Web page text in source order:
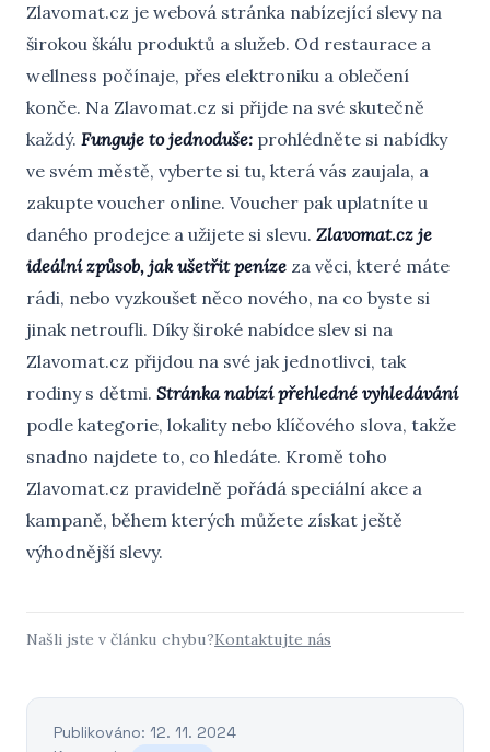
Zlavomat.cz je webová stránka nabízející slevy na
širokou škálu produktů a služeb. Od restaurace a
wellness počínaje, přes elektroniku a oblečení
konče. Na Zlavomat.cz si přijde na své skutečně
každý. Funguje to jednoduše: prohlédněte si nabídky
ve svém městě, vyberte si tu, která vás zaujala, a
zakupte voucher online. Voucher pak uplatníte u
daného prodejce a užijete si slevu. Zlavomat.cz je
ideální způsob, jak ušetřit peníze za věci, které máte
rádi, nebo vyzkoušet něco nového, na co byste si
jinak netroufli. Díky široké nabídce slev si na
Zlavomat.cz přijdou na své jak jednotlivci, tak
rodiny s dětmi. Stránka nabízí přehledné vyhledávání
podle kategorie, lokality nebo klíčového slova, takže
snadno najdete to, co hledáte. Kromě toho
Zlavomat.cz pravidelně pořádá speciální akce a
kampaně, během kterých můžete získat ještě
výhodnější slevy.
Našli jste v článku chybu?Kontaktujte nás
Publikováno: 12. 11. 2024